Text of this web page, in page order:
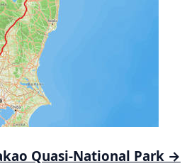
Quasi-National Park →